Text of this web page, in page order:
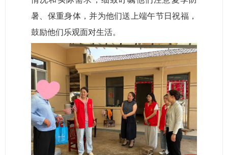
暑、保重身体，并为他们送上端午节日祝福，
鼓励他们乐观面对生活。